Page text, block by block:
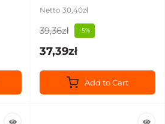
Netto 30,40zł
39,36zł -5%
37,39zł
Add to Cart